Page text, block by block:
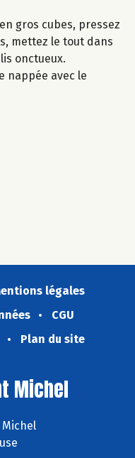
gros cubes, pressez
mettez le tout dans
onctueux.
nappée avec le
légales
CGU
Plan du site
Michel
Michel